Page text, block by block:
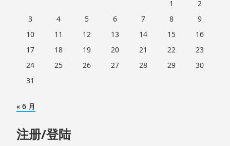
1
2
3
4 5 6 7 8
9
10
11 12 13 14 15
16
17
18 19 20 21 22
23
24
25 26 27 28 29
30
31
« 6 月
注册/登陆